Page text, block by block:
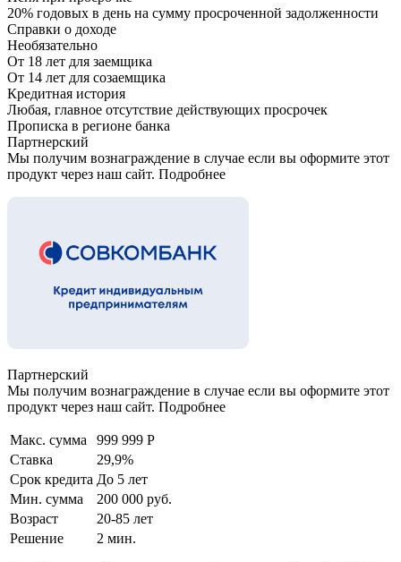
20% годовых в день на сумму просроченной задолженности
Справки о доходе
Необязательно
От 18 лет для заемщика
От 14 лет для созаемщика
Кредитная история
Любая, главное отсутствие действующих просрочек
Прописка в регионе банка
Партнерский
Мы получим вознаграждение в случае если вы оформите этот
продукт через наш сайт. Подробнее
Партнерский
Мы получим вознаграждение в случае если вы оформите этот
продукт через наш сайт. Подробнее
Макс. сумма
999 999 Р
Ставка
29,9%
Срок кредита До 5 лет
Мин. сумма
200 000 руб.
Возраст
20-85 лет
Решение
2 мин.